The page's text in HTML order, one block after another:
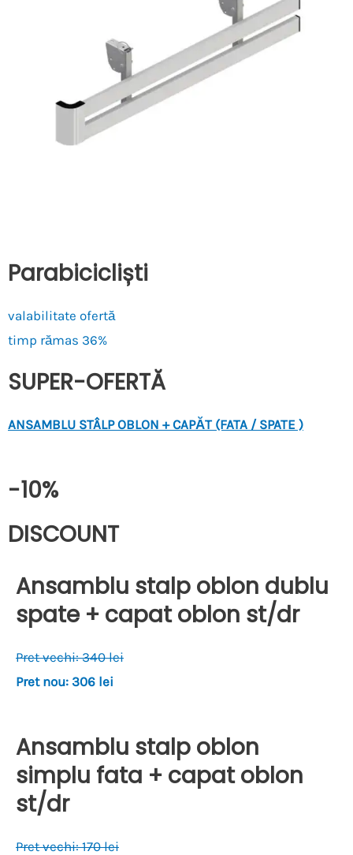
Parabicicliști
valabilitate ofertă
timp rămas 36%
SUPER-OFERTĂ
ANSAMBLU STÂLP OBLON + CAPĂT (FATA / SPATE )
-10%
DISCOUNT
Ansamblu stalp oblon dublu
spate + capat oblon st/dr
Pret vechi: 340 lei
Pret nou: 306 lei
Ansamblu stalp oblon
simplu fata + capat oblon
st/dr
Pret vechi: 170 lei